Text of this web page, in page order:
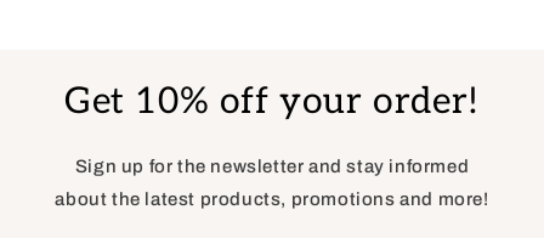
Get 10% off your order!
Sign up for the newsletter and stay informed
about the latest products, promotions and more!